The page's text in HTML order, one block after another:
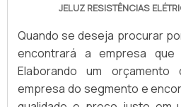
JELUZ RESISTÊNCIAS
Quando se deseja procurar
encontrará a empresa
Elaborando um orçamento
empresa do segmento e